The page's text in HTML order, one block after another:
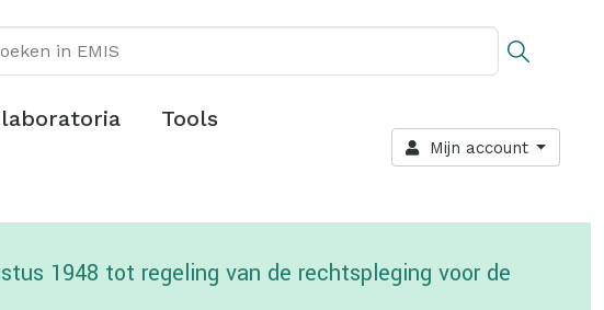
Tools
Mijn account
1948 tot regeling van de rechtspleging voor de